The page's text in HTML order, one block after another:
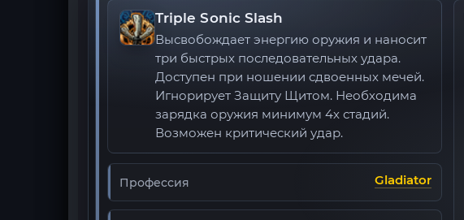
Triple Sonic Slash
Высвобождает энергию оружия и наносит
три быстрых последовательных удара.
Доступен при ношении сдвоенных мечей.
Игнорирует Защиту Щитом. Необходима
зарядка оружия минимум 4х стадий.
Возможен критический удар.
Профессия Gladiator